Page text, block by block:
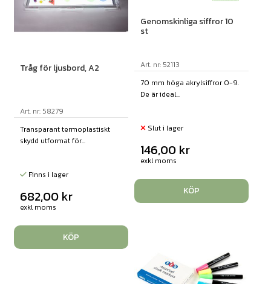
Tråg för ljusbord, A2
Art. nr: 58279
Transparant termoplastiskt
skydd utformat för...
Finns i lager
682,00 kr
exkl moms
KÖP
Genomskinliga siffror 10
st
Art. nr: 52113
70 mm höga akrylsiffror 0-9.
De är ideal...
Slut i lager
146,00 kr
exkl moms
KÖP